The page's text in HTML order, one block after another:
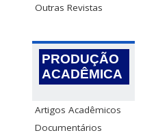
Outras Revistas
PRODUÇÃO
ACADÊMICA
Artigos Acadêmicos
Documentários